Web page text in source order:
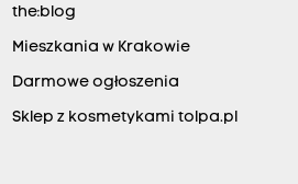
the:blog
Mieszkania w Krakowie
Darmowe ogłoszenia
Sklep z kosmetykami tolpa.pl